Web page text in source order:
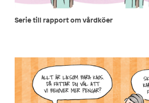
Serie till rapport om vårdköer